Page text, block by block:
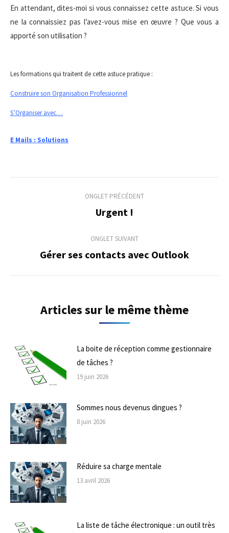
En attendant, dites-moi si vous connaissez cette astuce. Si vous
ne la connaissiez pas l’avez-vous mise en œuvre ? Que vous a
apporté son utilisation ?
Les formations qui traitent de cette astuce pratique :
Construire son Organisation Professionnel
S’Organiser avec…
E Mails : Solutions
commentaire
ONGLET PRÉCÉDENT
Onglet
Urgent !
ONGLET SUIVANT
Onglet
Gérer ses contacts avec Outlook
Articles sur le même thème
La boite de réception comme gestionnaire
de tâches ?
19 juin 2026
Sommes nous devenus dingues ?
8 juin 2026
Réduire sa charge mentale
13 avril 2026
La liste de tâche électronique : un outil très